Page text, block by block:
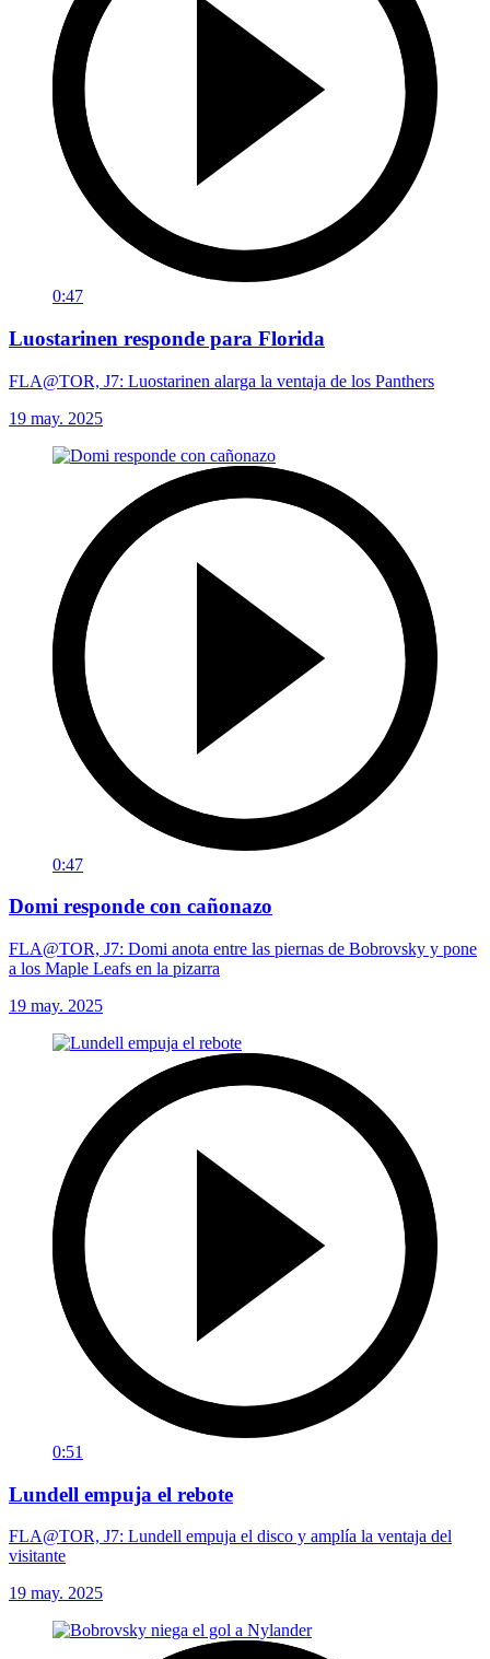
0:47
Luostarinen responde para Florida
FLA@TOR, J7: Luostarinen alarga la ventaja de los Panthers
19 may. 2025
0:47
Domi responde con cañonazo
FLA@TOR, J7: Domi anota entre las piernas de Bobrovsky y pone
a los Maple Leafs en la pizarra
19 may. 2025
0:51
Lundell empuja el rebote
FLA@TOR, J7: Lundell empuja el disco y amplía la ventaja del
visitante
19 may. 2025